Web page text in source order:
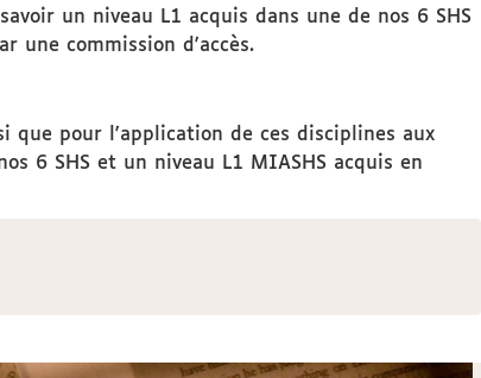
un niveau L1 acquis dans une de nos 6 SHS
une commission d'accès.
que pour l'application de ces disciplines aux
6 SHS et un niveau L1 MIASHS acquis en